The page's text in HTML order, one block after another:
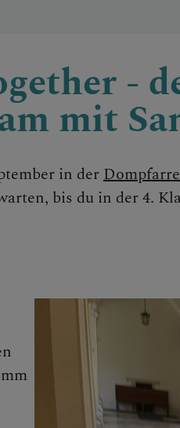
FAMILIEN
-
mit
in der
bis du in der 4.